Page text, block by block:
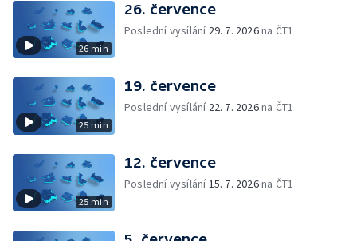
26 min
26. července
Poslední vysílání 29. 7. 2026na ČT1
25 min
19. července
Poslední vysílání 22. 7. 2026na ČT1
25 min
12. července
Poslední vysílání15. 7. 2026na ČT1